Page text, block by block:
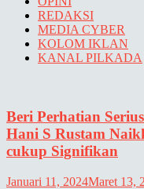
REDAKSI
MEDIA CYBER
KOLOM IKLAN
KANAL PILKADA
Beri Perhatian
Hani S Rustam
cukup Signifikan
Januari 11, 2024Maret 13,